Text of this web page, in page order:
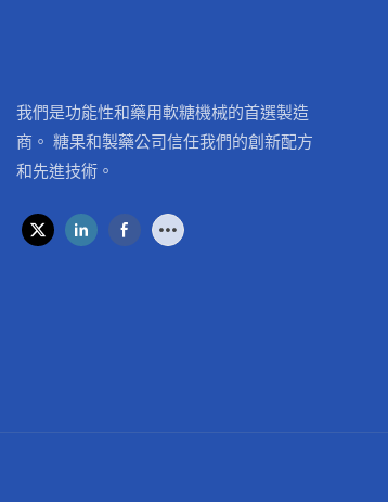
我們是功能性和藥用軟糖機械的首選製造
商。 糖果和製藥公司信任我們的創新配方
和先進技術。